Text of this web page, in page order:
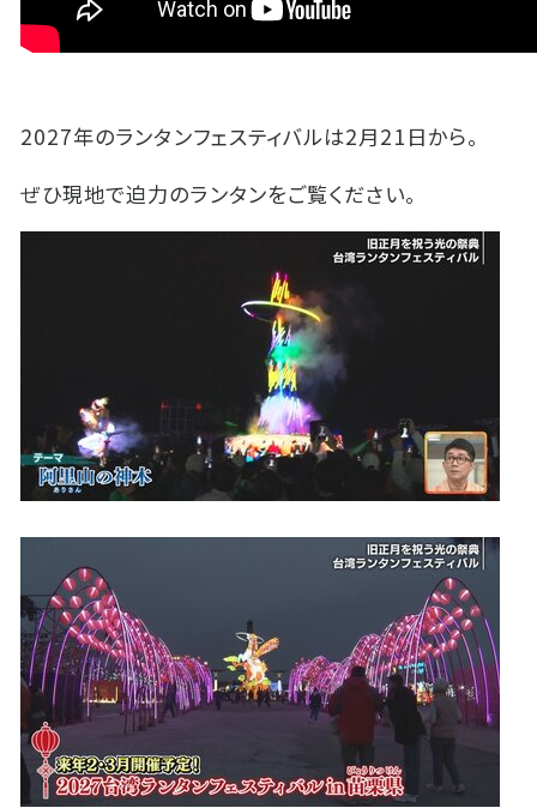
2027年のランタンフェスティバルは2月21 日から。
ぜひ現地で迫力のランタンをご覧ください。